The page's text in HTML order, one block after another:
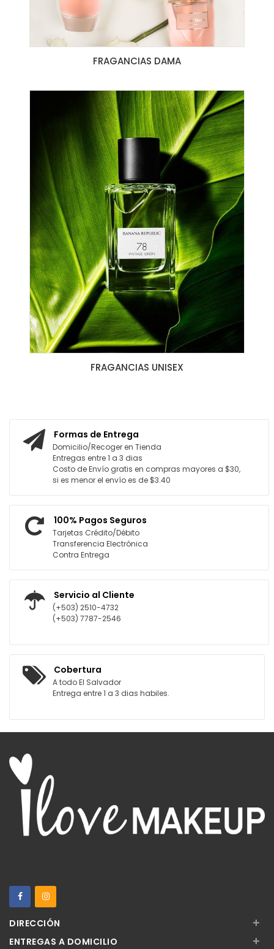
FRAGANCIAS DAMA
FRAGANCIAS UNISEX
Formas de Entrega
Domicilio/Recoger en Tienda
Entregas entre 1 a 3 dias
Costo de Envío gratis en compras mayores a $30,
si es menor el envío es de $3.40
100% Pagos Seguros
Tarjetas Crédito/Débito
Transferencia Electrónica
Contra Entrega
Servicio al Cliente
(+503) 2510-4732
(+503) 7787-2546
Cobertura
A todo El Salvador
Entrega entre 1 a 3 dias habiles.
DIRECCIÓN +
ENTREGAS A DOMICILIO +